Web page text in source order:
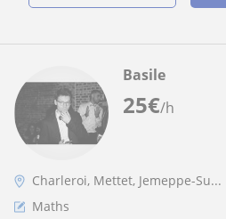
25€/h
Basile
Charleroi, Mettet, Jemeppe-Su...
Maths